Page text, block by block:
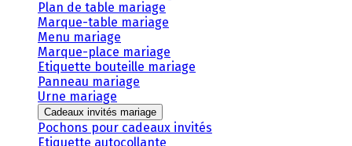
Plan de table mariage
Marque-table mariage
Menu mariage
Marque-place mariage
Etiquette bouteille mariage
Panneau mariage
Urne mariage
Cadeaux invités mariage
Pochons pour cadeaux invités
Etiquette autocollante